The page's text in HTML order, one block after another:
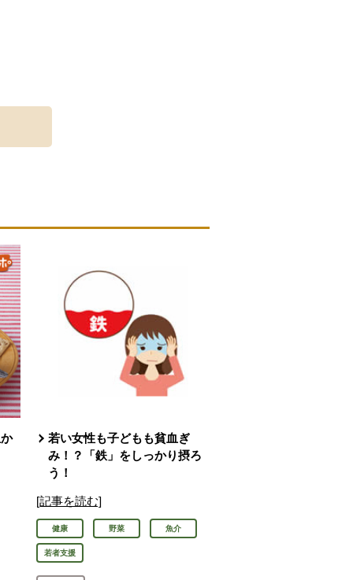
若い女性も子どもも貧血ぎ
み！？「鉄」をしっかり摂ろ
う！
[記事を読む]
健康 野菜 魚介
若者支援